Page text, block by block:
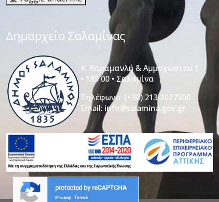
Δημαρχείο Σαλαμίνας
Κ. Καραμανλή & Αμμοχώστου 1
• 189 00 • Σαλαμίνα
Τηλέφωνο: (+30) 213 2027300
Email: info@salamina.gov.gr